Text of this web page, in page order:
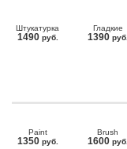
Штукатурка
1490 руб.
Гладкие
1390 руб.
Paint
1350 руб.
Brush
1600 руб.